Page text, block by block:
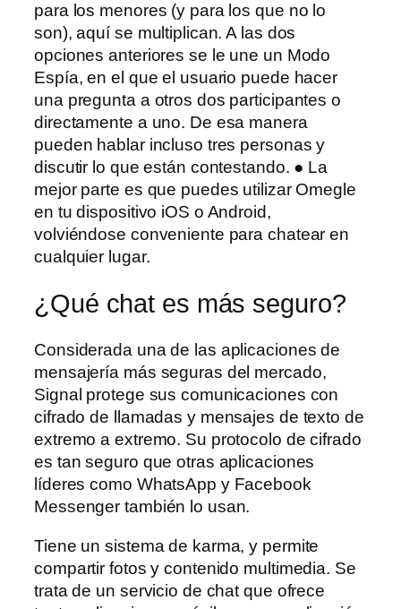
para los menores (y para los que no lo
son), aquí se multiplican. A las dos
opciones anteriores se le une un Modo
Espía, en el que el usuario puede hacer
una pregunta a otros dos participantes o
directamente a uno. De esa manera
pueden hablar incluso tres personas y
discutir lo que están contestando. ● La
mejor parte es que puedes utilizar Omegle
en tu dispositivo iOS o Android,
volviéndose conveniente para chatear en
cualquier lugar.
¿Qué chat es más seguro?
Considerada una de las aplicaciones de
mensajería más seguras del mercado,
Signal protege sus comunicaciones con
cifrado de llamadas y mensajes de texto de
extremo a extremo. Su protocolo de cifrado
es tan seguro que otras aplicaciones
líderes como WhatsApp y Facebook
Messenger también lo usan.
Tiene un sistema de karma, y permite
compartir fotos y contenido multimedia. Se
trata de un servicio de chat que ofrece